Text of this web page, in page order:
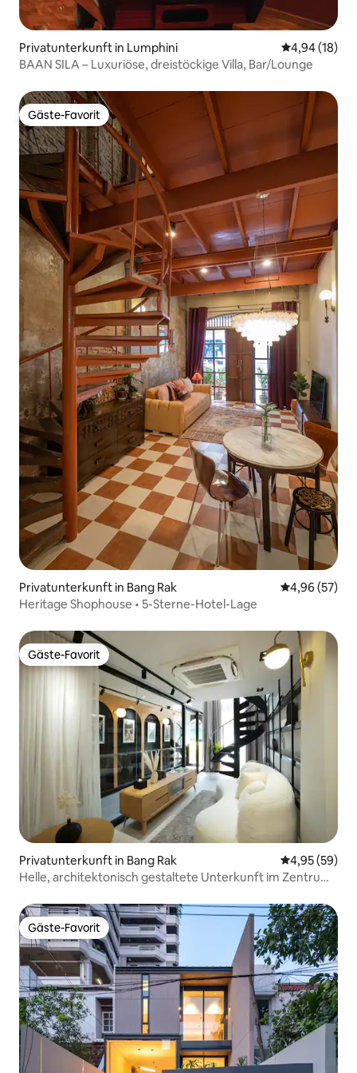
Privatunterkunft in Lumphini
4,94 (18)
BAAN SILA – Luxuriöse, dreistöckige Villa, Bar/Lounge
Gäste-Favorit
Gäste-Favorit
Privatunterkunft in Bang Rak
4,96 (57)
Heritage Shophouse • 5-Sterne-Hotel-Lage
Gäste-Favorit
Gäste-Favorit
Privatunterkunft in Bang Rak
4,95 (59)
Helle, architektonisch gestaltete Unterkunft im Zentrum
Gäste-Favorit
Gäste-Favorit